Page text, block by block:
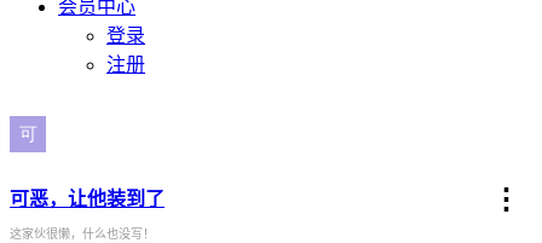
会员中心
登录
注册
可恶，让他装到了 ⋮
这家伙很懒，什么也没写！